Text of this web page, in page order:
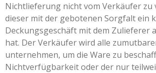
Nichtlieferung nicht vom Verkäufer zu
dieser mit der gebotenen Sorgfalt ein
Deckungsgeschäft mit dem Zulieferer
hat. Der Verkäufer wird alle
unternehmen, um die Ware zu
Nichtverfügbarkeit oder der nur